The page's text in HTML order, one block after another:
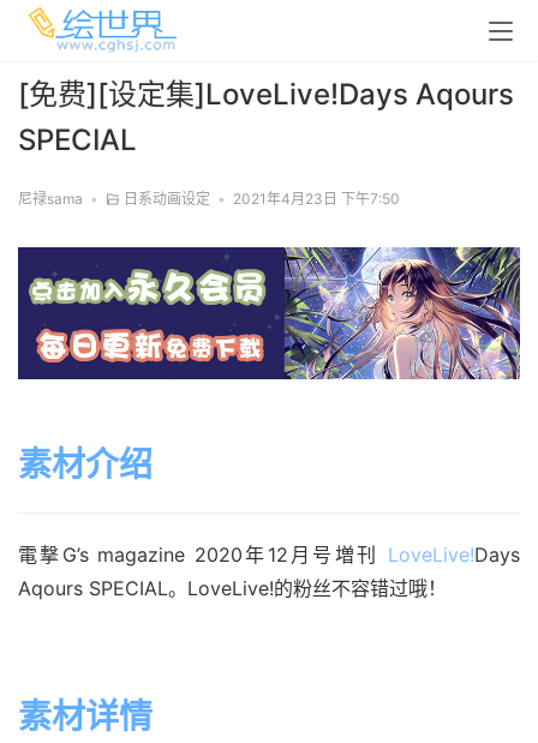
[免费][设定集]LoveLive!Days Aqours
SPECIAL
尼禄sama • 日系动画设定 • 2021年4月23日 下午7:50
素材介绍
電撃G’s magazine 2020年12月号増刊 LoveLive!Days
Aqours SPECIAL。LoveLive!的粉丝不容错过哦！
素材详情